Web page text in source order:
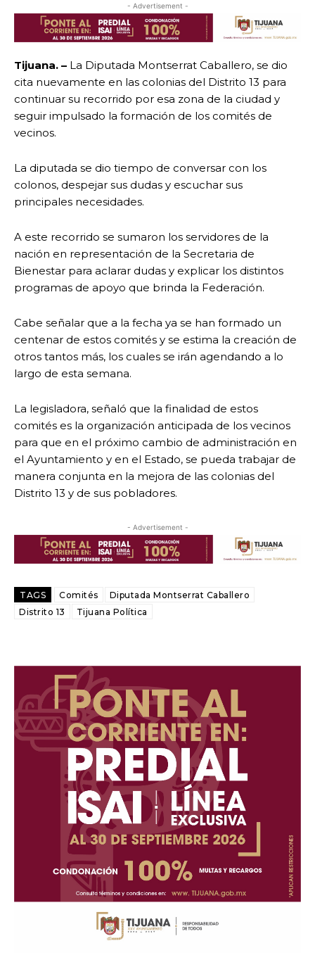
- Advertisement -
Tijuana. – La Diputada Montserrat Caballero, se dio
cita nuevamente en las colonias del Distrito 13 para
continuar su recorrido por esa zona de la ciudad y
seguir impulsado la formación de los comités de
vecinos.
La diputada se dio tiempo de conversar con los
colonos, despejar sus dudas y escuchar sus
principales necesidades.
A este recorrido se sumaron los servidores de la
nación en representación de la Secretaria de
Bienestar para aclarar dudas y explicar los distintos
programas de apoyo que brinda la Federación.
Cabe señalar que a la fecha ya se han formado un
centenar de estos comités y se estima la creación de
otros tantos más, los cuales se irán agendando a lo
largo de esta semana.
La legisladora, señaló que la finalidad de estos
comités es la organización anticipada de los vecinos
para que en el próximo cambio de administración en
el Ayuntamiento y en el Estado, se pueda trabajar de
manera conjunta en la mejora de las colonias del
Distrito 13 y de sus pobladores.
- Advertisement -
TAGS Comités
Diputada Montserrat Caballero
Distrito 13
Tijuana Política